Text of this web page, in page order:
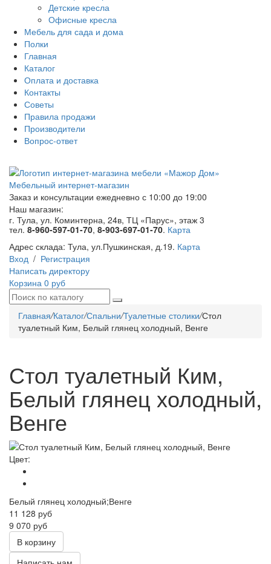
Детские кресла
Офисные кресла
Мебель для сада и дома
Полки
Главная
Каталог
Оплата и доставка
Контакты
Советы
Правила продажи
Производители
Вопрос-ответ
Мебельный интернет-магазин
Заказ и консультации ежедневно с 10:00 до 19:00
Наш магазин:
г. Тула, ул. Коминтерна, 24в, ТЦ «Парус», этаж 3
тел. 8-960-597-01-70, 8-903-697-01-70. Карта
Адрес склада: Тула, ул.Пушкинская, д.19. Карта
Вход / Регистрация
Написать директору
Корзина 0 руб
Главная/Каталог/Спальни/Туалетные столики/Стол
туалетный Ким, Белый глянец холодный, Венге
Стол туалетный Ким,
Белый глянец холодный,
Венге
Цвет:
Белый глянец холодный;Венге
11 128 руб
9 070 руб
В корзину